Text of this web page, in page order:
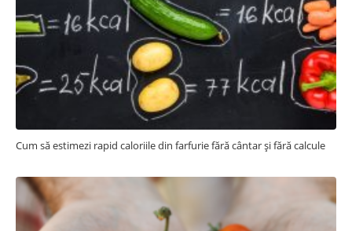
Cum să estimezi rapid caloriile din farfurie fără cântar și fără calcule